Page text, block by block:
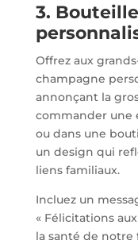
3.
Offrez aux
champagne
annonçant la
commander une
ou dans une
un design qui
liens familiaux.
Incluez un
« Félicitations
la santé de notre